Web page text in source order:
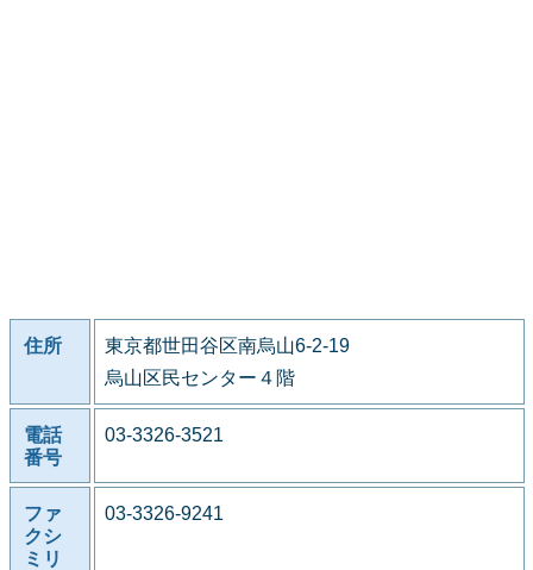
住所
東京都世田谷区南烏山6-2-19
烏山区民センター４階
電話
番号
03-3326-3521
ファ
クシ
ミリ
03-3326-9241